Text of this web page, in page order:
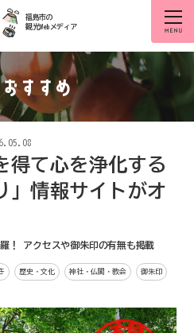
福島市の
観光Webメディア
得て心を浄化する
」情報サイトがオ
！ アクセスや御朱印の有無も掲載
歴史・文化 神社・仏閣・教会 御朱印